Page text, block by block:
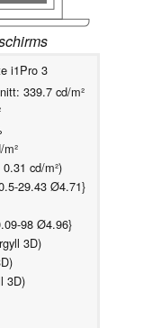
i1Pro 3
339.7 cd/m²
cd/m²)
29.43 Ø4.71}
98 Ø4.96}
3D)
3D)